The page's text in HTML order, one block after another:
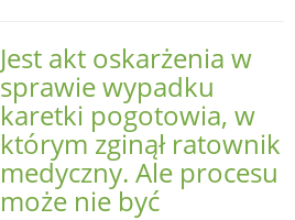
Jest akt oskarżenia w
sprawie wypadku
karetki pogotowia, w
którym zginął ratownik
medyczny. Ale procesu
może nie być